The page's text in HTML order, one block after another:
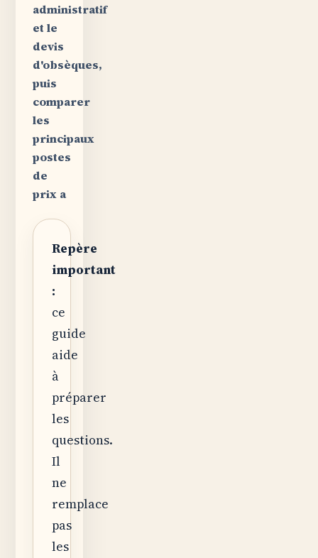
administratif
et le
devis
d'obsèques,
puis
comparer
les
principaux
postes
de
prix a
Repère
important
:
ce
guide
aide
à
préparer
les
questions.
Il
ne
remplace
pas
les